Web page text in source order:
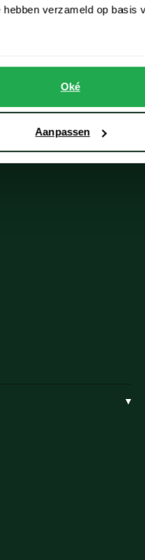
verzameld op basis
Oké
Aanpassen